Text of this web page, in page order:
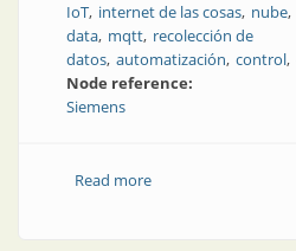
IoT internet de las cosas nube
data mqtt recolección de
datos automatización control
Node reference:
Siemens
Read moreabout Cómo